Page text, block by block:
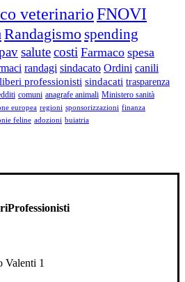
veterinarioFNOVI
Randagismospending
salutecosti Farmaco spesa
randagi sindacato Ordini canili
liberi professionisti sindacati trasparenza
comuni anagrafe animali Ministero sanità
europea regioni sponsorizzazioni finanza
feline adozioni buiatria
Professionisti
Valenti 1